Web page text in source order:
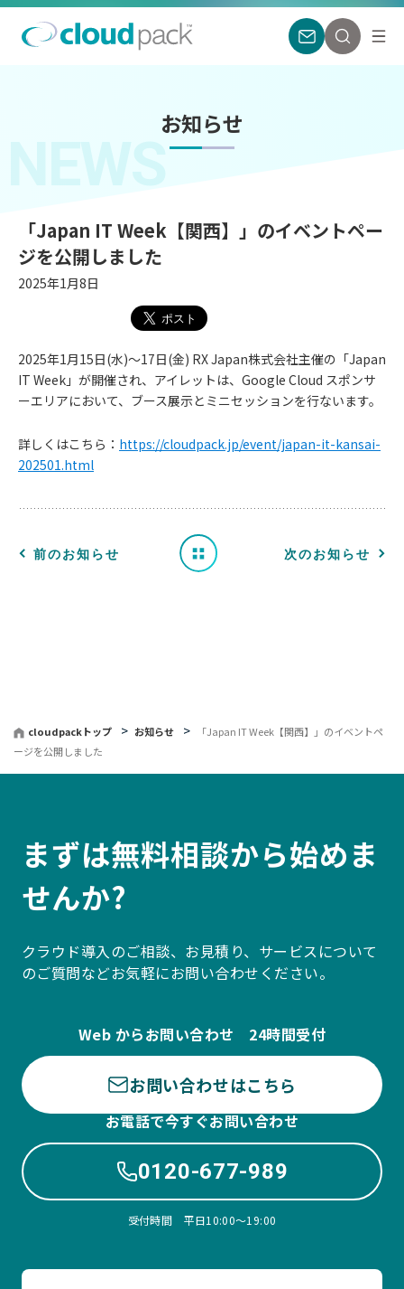
お知らせ
NEWS
「Japan IT Week【関西】」のイベントペー
ジを公開しました
2025年1月8日
2025年1月15日(水)～17日(金) RX Japan株式会社主催の「Japan
IT Week」が開催され、アイレットは、Google Cloud スポンサ
ーエリアにおいて、ブース展示とミニセッションを行ないます。
詳しくはこちら： https://cloudpack.jp/event/japan-it-kansai-
202501.html
前のお知らせ
お
せ
一 次のお知らせ
cloudpackトップ お知らせ
「Japan IT Week【関西】」のイベントペ
ージを公開しました
まずは無料相談から始めま
せんか?
クラウド導入のご相談、お見積り、サービスについて
のご質問などお気軽にお問い合わせください。
Web からお問い合わせ 24時間受付
お問い合わせはこちら
お電話で今すぐお問い合わせ
0120-677-989
受付時間 平日10:00〜19:00